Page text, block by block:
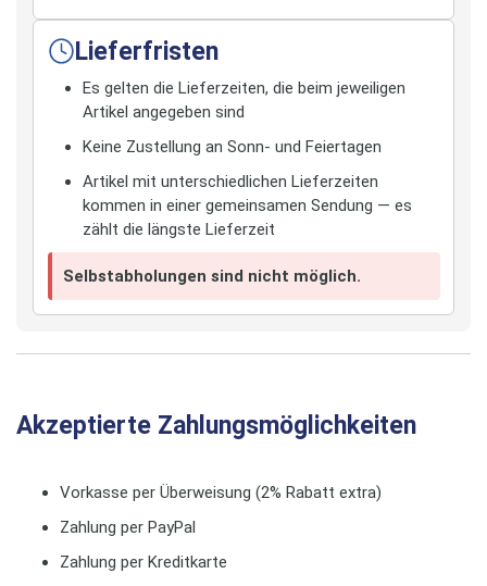
Lieferfristen
Es gelten die Lieferzeiten, die beim jeweiligen
Artikel angegeben sind
Keine Zustellung an Sonn- und Feiertagen
Artikel mit unterschiedlichen Lieferzeiten
kommen in einer gemeinsamen Sendung — es
zählt die längste Lieferzeit
Selbstabholungen sind nicht möglich.
Akzeptierte Zahlungsmöglichkeiten
Vorkasse per Überweisung (2% Rabatt extra)
Zahlung per PayPal
Zahlung per Kreditkarte